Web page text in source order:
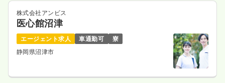
株式会社アンビス
医心館沼津
エージェント求人 車通勤可
寮
静岡県沼津市